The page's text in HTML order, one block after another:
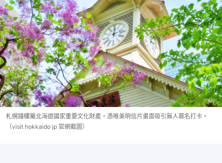
札幌鐘樓屬北海道國家重要文化財產，憑唯美明信片畫面吸引無人慕名打卡。
（visit hokkaido jp 官網截圖）